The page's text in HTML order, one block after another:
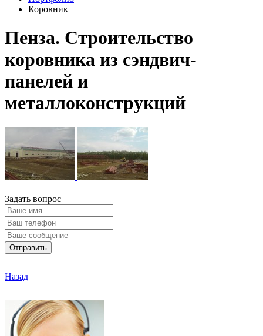
Коровник
Пенза. Строительство
коровника из сэндвич-
панелей и
металлоконструкций
Задать вопрос
Отправить
Назад